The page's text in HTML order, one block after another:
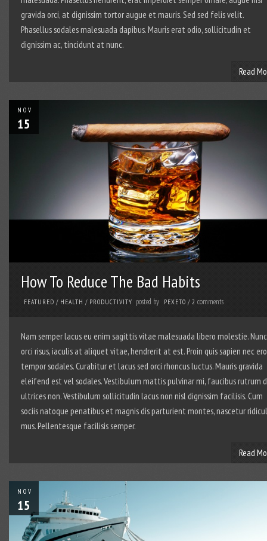
gravida orci, at dignissim tortor augue et mauris. Sed sed felis velit.
Phasellus sodales malesuada dapibus. Mauris erat odio, sollicitudin et
dignissim ac, tincidunt at nunc.
Read
NOV
15
How To Reduce The Bad Habits
FEATURED / HEALTH / PRODUCTIVITY posted by PEXETO / 2 comments
Nam semper lacus eu enim sagittis vitae malesuada libero molestie. Nunc
orci risus, iaculis at aliquet vitae, hendrerit at est. Proin quis sapien nec
tempor sodales. Curabitur et lacus sed orci rhoncus luctus. Mauris gravida
eleifend est vel sodales. Vestibulum mattis pulvinar mi, faucibus rutrum
ultrices non. Vestibulum sollicitudin lacus non nisl dignissim facilisis. Cum
sociis natoque penatibus et magnis dis parturient montes, nascetur
mus. Pellentesque facilisis semper.
Read
NOV
15